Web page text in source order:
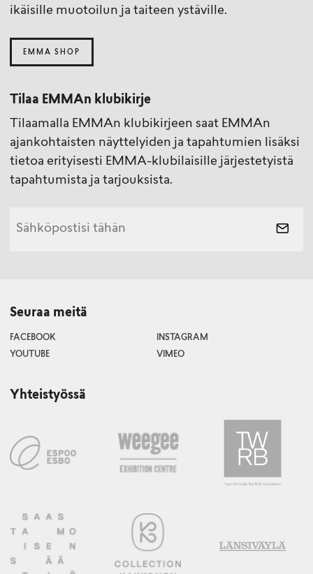
ikäisille muotoilun ja taiteen ystäville.
EMMA SHOP
Tilaa EMMAn klubikirje
Tilaamalla EMMAn klubikirjeen saat EMMAn
ajankohtaisten näyttelyiden ja tapahtumien lisäksi
tietoa erityisesti EMMA-klubilaisille järjestetyistä
tapahtumista ja tarjouksista.
Seuraa meitä
FACEBOOK
INSTAGRAM
YOUTUBE
VIMEO
Yhteistyössä